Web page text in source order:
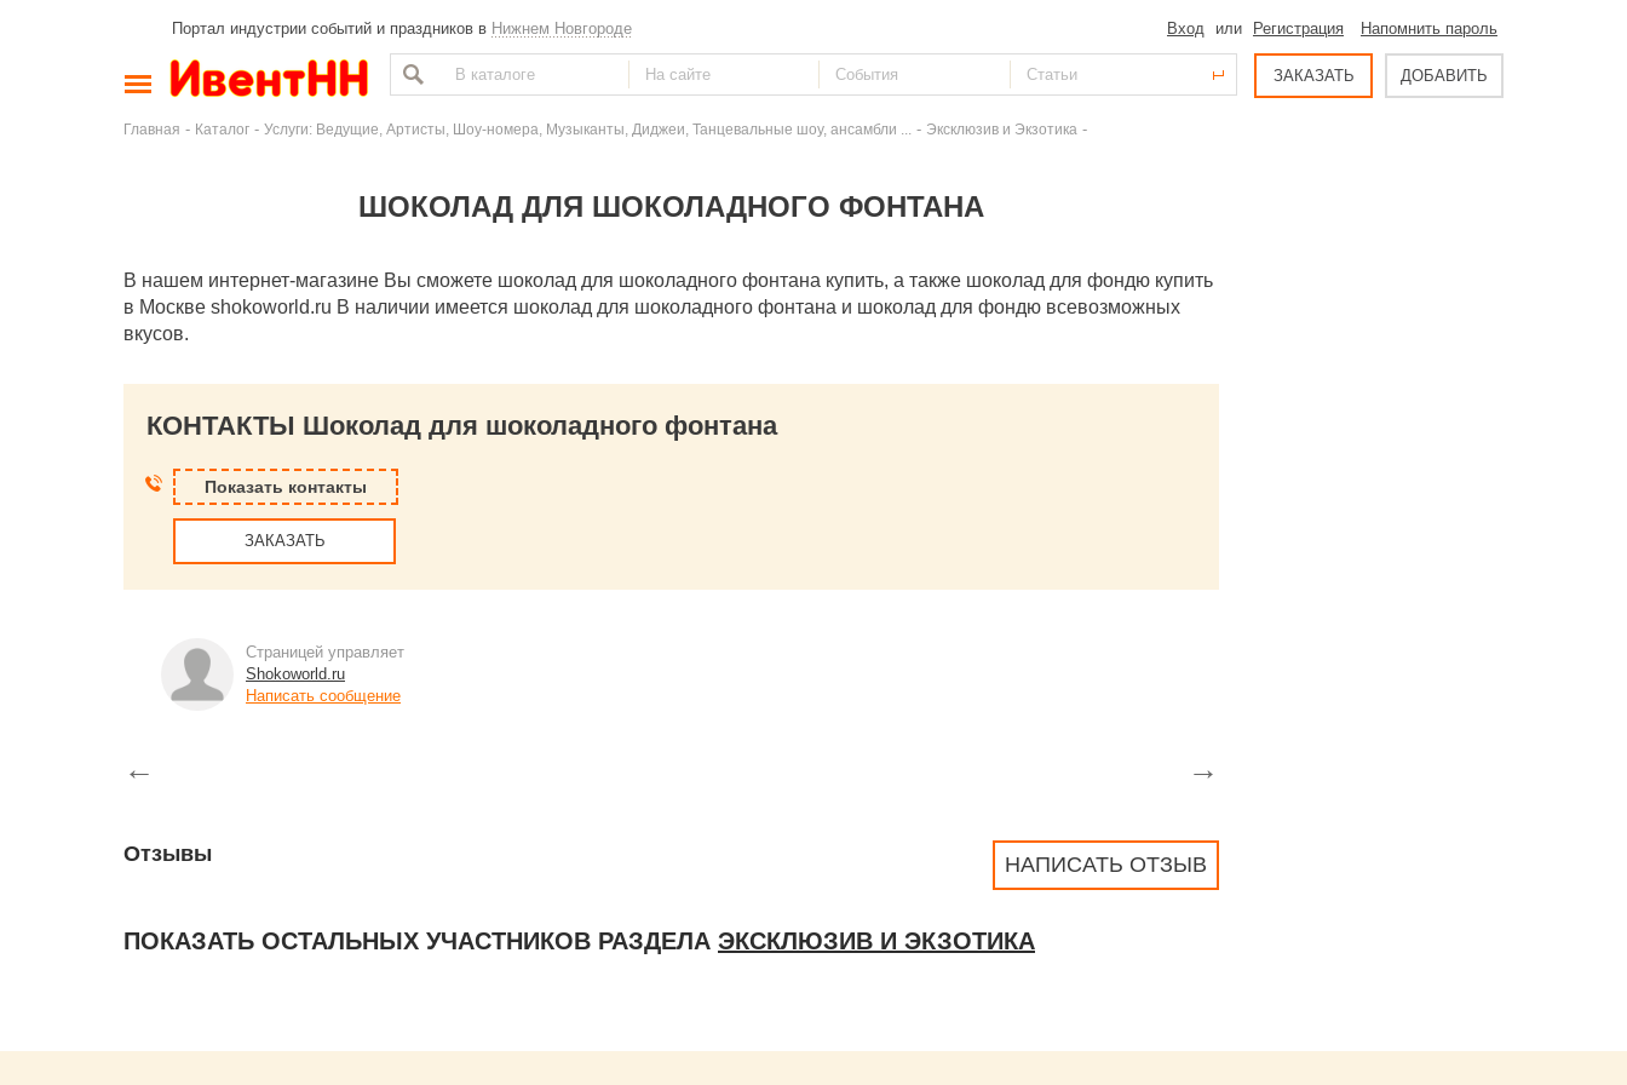
Портал индустрии событий и праздников в Нижнем Новгороде Вход или Регистрация Напомнить пароль
ЗАКАЗАТЬ ДОБАВИТЬ
Главная - Каталог - Услуги: Ведущие, Артисты, Шоу-номера, Музыканты, Диджеи, Танцевальные шоу, ансамбли ... - Эксклюзив и Экзотика -
ШОКОЛАД ДЛЯ ШОКОЛАДНОГО ФОНТАНА
В нашем интернет-магазине Вы сможете шоколад для шоколадного фонтана купить, а также шоколад для фондю купить
в Москве shokoworld.ru В наличии имеется шоколад для шоколадного фонтана и шоколад для фондю всевозможных
вкусов.
КОНТАКТЫ Шоколад для шоколадного фонтана
Показать контакты
ЗАКАЗАТЬ
Страницей управляет
Shokoworld.ru
Написать сообщение
← →
НАПИСАТЬ ОТЗЫВ
Отзывы
ПОКАЗАТЬ ОСТАЛЬНЫХ УЧАСТНИКОВ РАЗДЕЛА ЭКСКЛЮЗИВ И ЭКЗОТИКА